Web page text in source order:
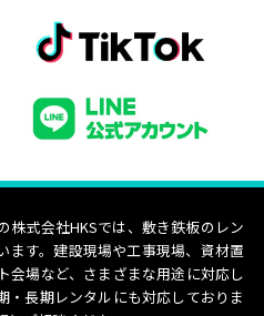
株式会社HKSでは、敷き鉄板のレン
ます。建設現場や工事現場、資材置
会場など、さまざまな用途に対応し
・長期レンタルにも対応しておりま